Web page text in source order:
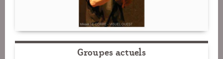
Groupes actuels